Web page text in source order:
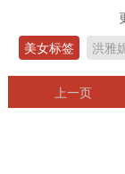
美女标签
洪雅
上一页